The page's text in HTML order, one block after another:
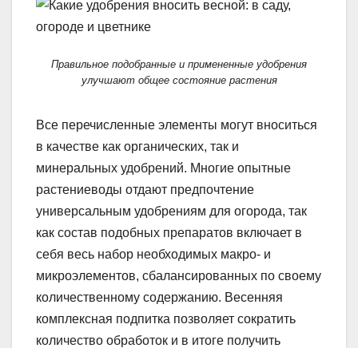
Правильное подобранные и примененные удобрения
улучшают общее состояние растения
Все перечисленные элементы могут вноситься
в качестве как органических, так и
минеральных удобрений. Многие опытные
растениеводы отдают предпочтение
универсальным удобрениям для огорода, так
как состав подобных препаратов включает в
себя весь набор необходимых макро- и
микроэлементов, сбалансированных по своему
количественному содержанию. Весенняя
комплексная подпитка позволяет сократить
количество обработок и в итоге получить